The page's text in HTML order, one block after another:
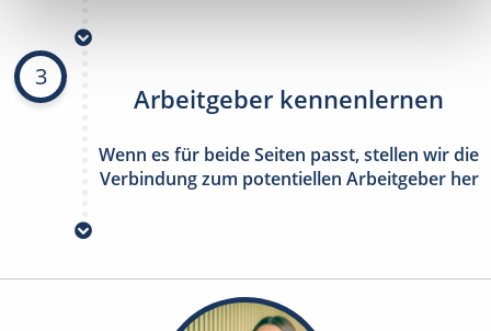
3
Arbeitgeber kennenlernen
Wenn es für beide Seiten passt, stellen wir die
Verbindung zum potentiellen Arbeitgeber her